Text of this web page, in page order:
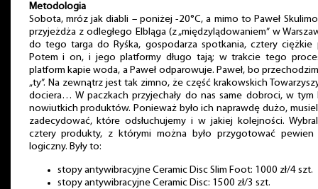
Metodologia
Sobota, mróz jak diabli – poniżej -20°C, a mimo to Paweł
przyjeżdża z odległego Elbląga (z „międzylądowaniem” w
do tego targa do Ryśka, gospodarza spotkania, cztery ciężkie
Potem i on, i jego platformy długo tają; w trakcie tego
platform kapie woda, a Paweł odparowuje. Paweł, bo
„ty”. Na zewnątrz jest tak zimno, że część krakowskich
dociera… W paczkach przyjechały do nas same dobroci, w tym
nowiutkich produktów. Ponieważ było ich naprawdę dużo,
zadecydować, które odsłuchujemy i w jakiej kolejności.
cztery produkty, z którymi można było przygotować pewien
logiczny. Były to:
stopy antywibracyjne Ceramic Disc Slim Foot: 1000 zł/4 szt.
stopy antywibracyjne Ceramic Disc: 1500 zł/3 szt.